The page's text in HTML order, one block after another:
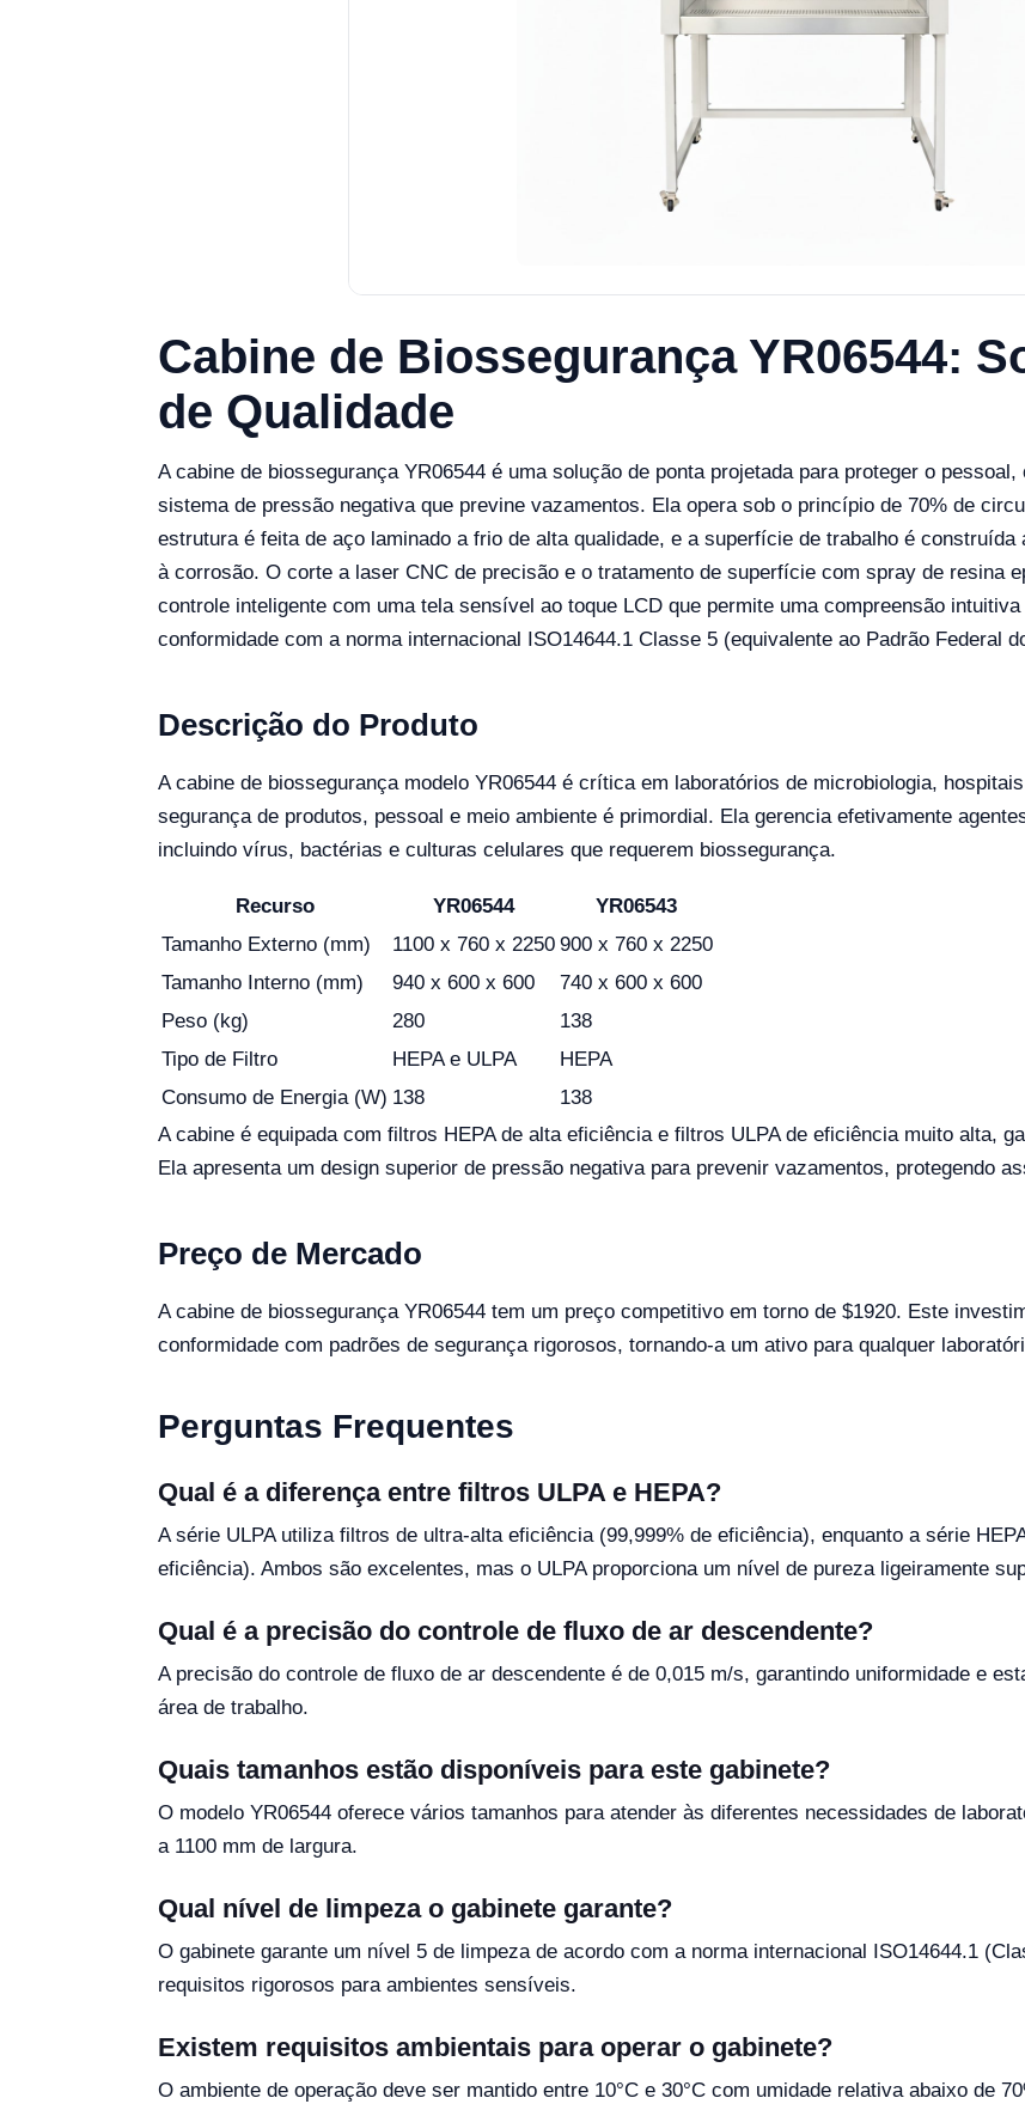
Cabine de Biossegurança YR06544:
de Qualidade
A cabine de biossegurança YR06544 é uma solução de ponta projetada para proteger o
sistema de pressão negativa que previne vazamentos. Ela opera sob o princípio de 70% de
estrutura é feita de aço laminado a frio de alta qualidade, e a superfície de trabalho é
à corrosão. O corte a laser CNC de precisão e o tratamento de superfície com spray de resina
controle inteligente com uma tela sensível ao toque LCD que permite uma compreensão
conformidade com a norma internacional ISO14644.1 Classe 5 (equivalente ao Padrão Federal
Descrição do Produto
A cabine de biossegurança modelo YR06544 é crítica em laboratórios de microbiologia,
segurança de produtos, pessoal e meio ambiente é primordial. Ela gerencia efetivamente
incluindo vírus, bactérias e culturas celulares que requerem biossegurança.
Recurso YR06544
YR06543
Tamanho Externo (mm)
1100 x 760 x 2250 900 x 760 x 2250
Tamanho Interno (mm)
940 x 600 x 600
740 x 600 x 600
Peso (kg)
280
138
Tipo de Filtro
HEPA e ULPA
HEPA
Consumo de Energia (W) 138
138
A cabine é equipada com filtros HEPA de alta eficiência e filtros ULPA de eficiência muito alta,
Ela apresenta um design superior de pressão negativa para prevenir vazamentos, protegendo
Preço de Mercado
A cabine de biossegurança YR06544 tem um preço competitivo em torno de $1920. Este
conformidade com padrões de segurança rigorosos, tornando-a um ativo para qualquer
Perguntas Frequentes
Qual é a diferença entre filtros ULPA e HEPA?
A série ULPA utiliza filtros de ultra-alta eficiência (99,999% de eficiência), enquanto a série
eficiência). Ambos são excelentes, mas o ULPA proporciona um nível de pureza ligeiramente
Qual é a precisão do controle de fluxo de ar descendente?
A precisão do controle de fluxo de ar descendente é de 0,015 m/s, garantindo uniformidade e
área de trabalho.
Quais tamanhos estão disponíveis para este gabinete?
O modelo YR06544 oferece vários tamanhos para atender às diferentes necessidades de
a 1100 mm de largura.
Qual nível de limpeza o gabinete garante?
O gabinete garante um nível 5 de limpeza de acordo com a norma internacional ISO14644.1
requisitos rigorosos para ambientes sensíveis.
Existem requisitos ambientais para operar o gabinete?
O ambiente de operação deve ser mantido entre 10°C e 30°C com umidade relativa abaixo de